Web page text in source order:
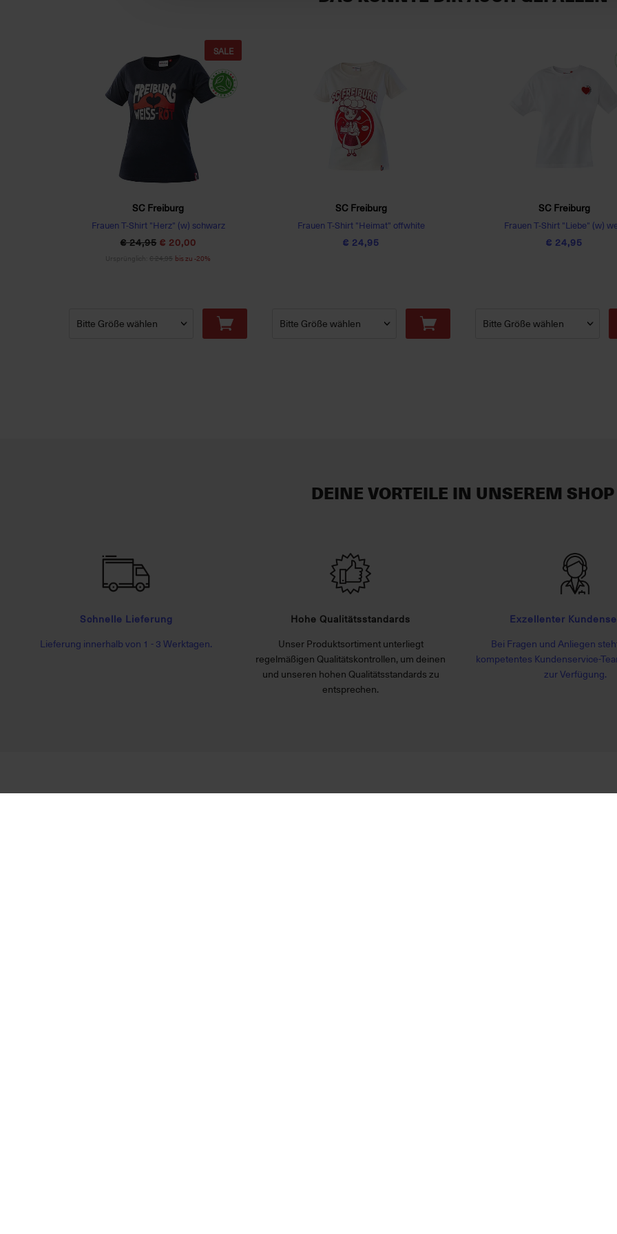
SC Freiburg
Frauen T-Shirt "Herz" (w) schwarz
€ 24,95 € 20,00
bis zu -20%
SALE
SC Freiburg
Frauen T-Shirt "Heimat" offwhite
€ 24,95
SC Freiburg
Frauen T-Shirt "Liebe" (w)
€ 24,95
DEINE VORTEILE IN UNSEREM SHOP
Schnelle Lieferung
Lieferung innerhalb von 1 - 3 Werktagen.
Hohe Qualitätsstandards
Unser Produktsortiment unterliegt
regelmäßigen Qualitätskontrollen, um deinen
und unseren hohen Qualitätsstandards zu
entsprechen.
Exzellenter
Bei Fragen und Anliegen
kompetentes Kundenservice-
zur Verfügung.